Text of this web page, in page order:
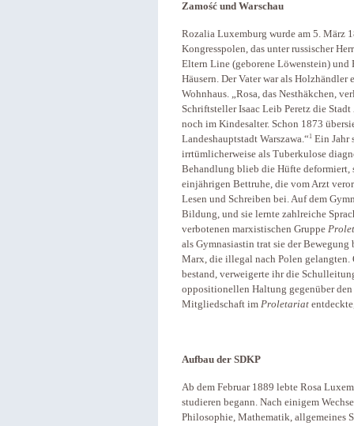
Zamość und Warschau
Rozalia Luxemburg wurde am 5. März
Kongresspolen, das unter russischer
Eltern Line (geborene Löwenstein)
Häusern. Der Vater war als
Wohnhaus. „Rosa, das Nesthäkchen,
Schriftsteller Isaac Leib Peretz die
noch im Kindesalter. Schon 1873
Landeshauptstadt Warszawa.“ 1 Ein Jahr
irrtümlicherweise als Tuberkulose
Behandlung blieb die Hüfte deformiert,
einjährigen Bettruhe, die vom Arzt
Lesen und Schreiben bei. Auf dem
Bildung, und sie lernte zahlreiche
verbotenen marxistischen Gruppe
als Gymnasiastin trat sie der
Marx, die illegal nach Polen
bestand, verweigerte ihr die
oppositionellen Haltung gegenüber
Mitgliedschaft im Proletariat
Aufbau der SDKP
Ab dem Februar 1889 lebte Rosa
studieren begann. Nach einigem
Philosophie, Mathematik, allgemeines